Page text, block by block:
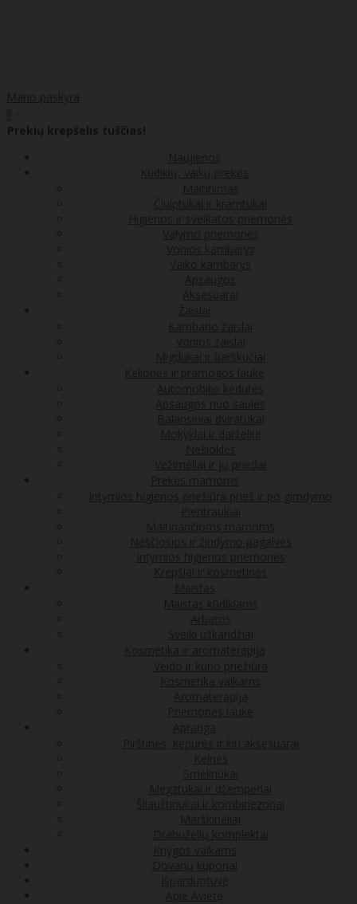
Mano paskyra
Prekių krepšelis tuščias!
Naujienos
Kūdikių, vaikų prekės
Maitinimas
Čiulptukai ir kramtukai
Higienos ir sveikatos priemonės
Valymo priemonės
Vonios kambarys
Vaiko kambarys
Apsaugos
Aksesuarai
Žaislai
Kambario žaislai
Vonios žaislai
Migdukai ir barškučiai
Kelionės ir pramogos lauke
Automobilio kėdutės
Apsaugos nuo saulės
Balansiniai dviratukai
Mokyklai ir darželiui
Nešioklės
Vežimėliai ir jų priedai
Prekės mamoms
Intymios higienos priežiūra prieš ir po gimdymo
Pientraukiai
Maitinančioms mamoms
Nėščiosios ir žindymo pagalvės
Intymios higienos priemonės
Krepšiai ir kosmetinės
Maistas
Maistas kūdikiams
Arbatos
Sveiki užkandžiai
Kosmetika ir aromaterapija
Veido ir kūno priežiūra
Kosmetika vaikams
Aromaterapija
Priemonės lauke
Apranga
Pirštinės, kepurės ir kiti aksesuarai
Kelnės
Smėlinukai
Megztukai ir džemperiai
Šliaužtinukai ir kombinezonai
Marškinėliai
Drabužėlių komplektai
Knygos vaikams
Dovanų kuponai
Išparduotuvė
Apie Avietę